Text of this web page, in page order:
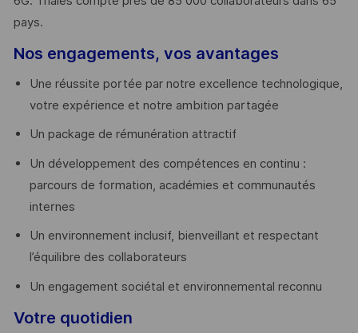
pays. ​
Nos engagements, vos avantages
Une réussite portée par notre excellence technologique,
votre expérience et notre ambition partagée
Un package de rémunération attractif
Un développement des compétences en continu :
parcours de formation, académies et communautés
internes
Un environnement inclusif, bienveillant et respectant
l’équilibre des collaborateurs
Un engagement sociétal et environnemental reconnu
Votre quotidien